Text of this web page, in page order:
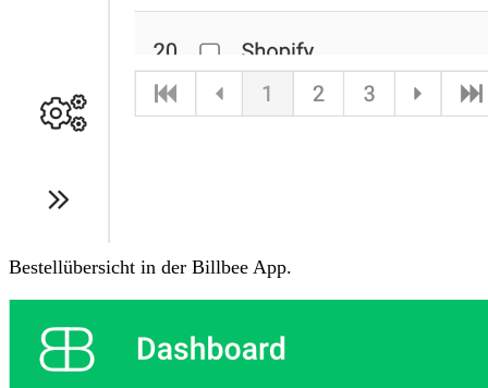
Bestellübersicht in der Billbee App.